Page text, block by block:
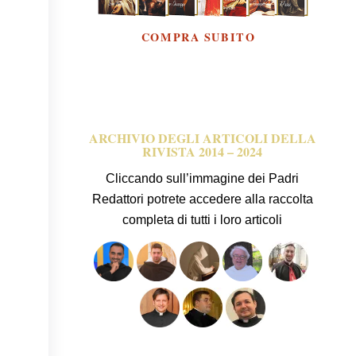
ARCHIVIO DEGLI ARTICOLI DELLA
RIVISTA 2014 – 2024
Cliccando sull’immagine dei Padri
Redattori potrete accedere alla raccolta
completa di tutti i loro articoli